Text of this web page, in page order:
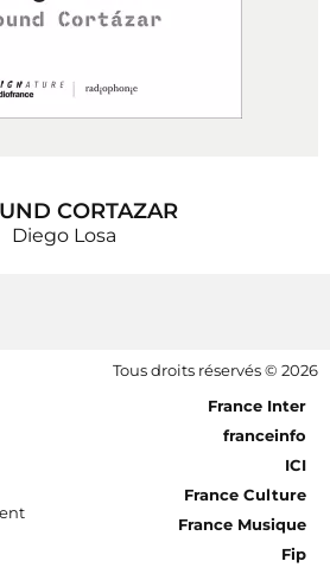
CORTAZAR
Diego Losa
Tous droits réservés © 2026
[RDF] Pied de page - Mobile
France Inter
franceinfo
ICI
France Culture
France Musique
Fip